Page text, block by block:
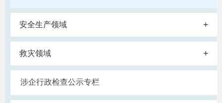
安全生产领域 +
救灾领域 +
涉企行政检查公示专栏